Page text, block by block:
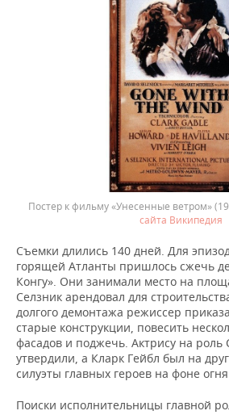
Постер к фильму «Унесенные ветром»
сайта Википедия
Съемки длились 140 дней. Для
горящей Атланты пришлось сжечь
Конгу». Они занимали место на
Селзник арендовал для
долгого демонтажа режиссер
старые конструкции, повесить
фасадов и поджечь. Актрису на роль
утвердили, а Кларк Гейбл был на
силуэты главных героев на фоне
Поиски исполнительницы главной